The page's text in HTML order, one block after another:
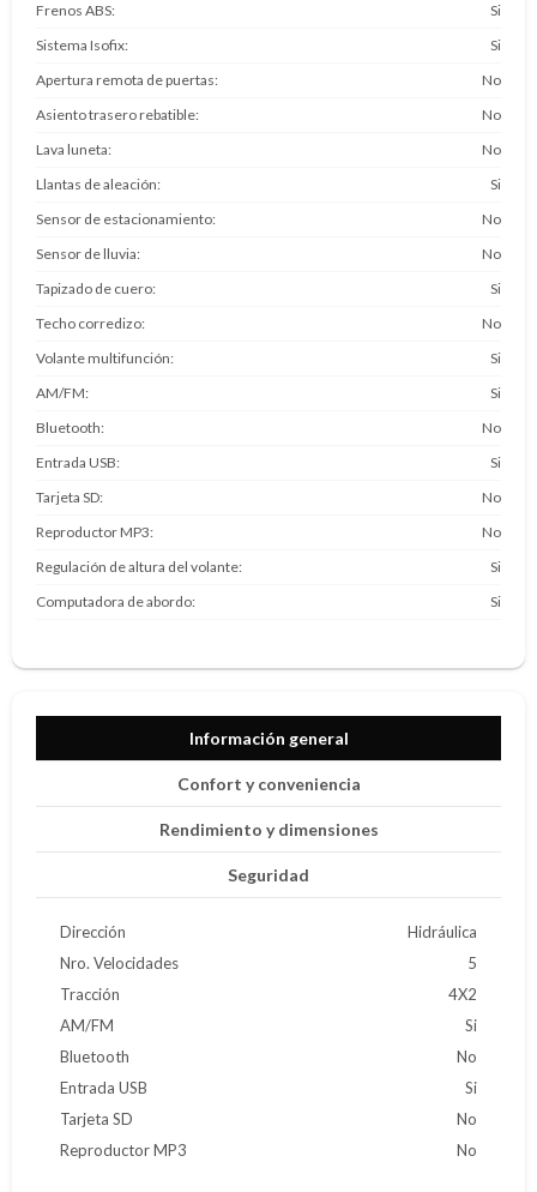
Frenos ABS
Si
Sistema Isofix
Si
Apertura remota de puertas
No
Asiento trasero rebatible
No
Lava luneta
No
Llantas de aleación
Si
Sensor de estacionamiento
No
Sensor de lluvia
No
Tapizado de cuero
Si
Techo corredizo
No
Volante multifunción
Si
AM/FM
Si
Bluetooth
No
Entrada USB
Si
Tarjeta SD
No
Reproductor MP3
No
Regulación de altura del volante
Si
Computadora de abordo
Si
Información general
Confort y conveniencia
Rendimiento y dimensiones
Seguridad
Dirección
Hidráulica
Nro. Velocidades
5
Tracción
4X2
AM/FM
Si
Bluetooth
No
Entrada USB
Si
Tarjeta SD
No
Reproductor MP3
No